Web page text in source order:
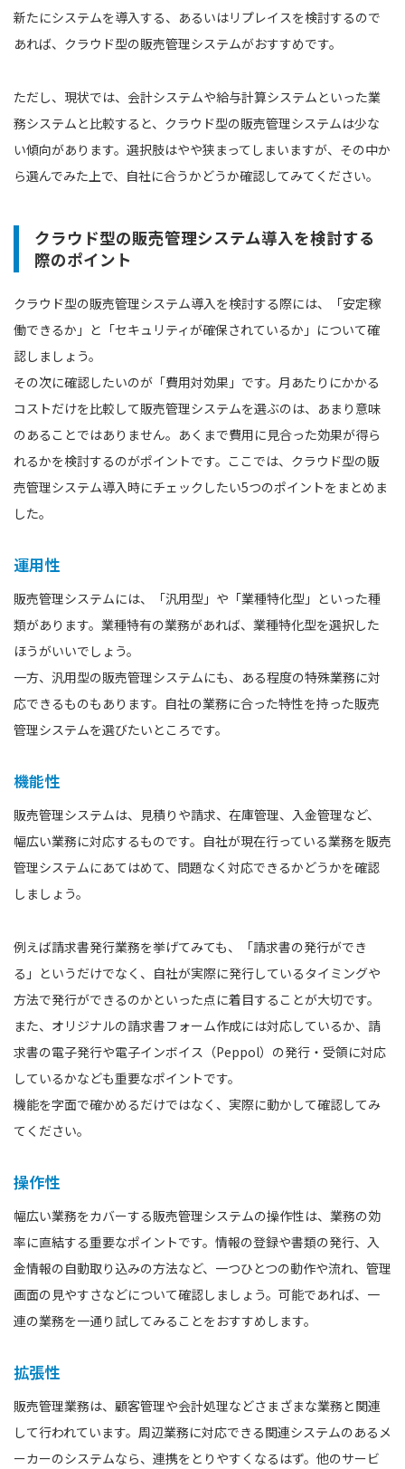
新たにシステムを導入する、あるいはリプレイスを検討するので
あれば、クラウド型の販売管理システムがおすすめです。
ただし、現状では、会計システムや給与計算システムといった業
務システムと比較すると、クラウド型の販売管理システムは少な
い傾向があります。選択肢はやや狭まってしまいますが、その中か
ら選んでみた上で、自社に合うかどうか確認してみてください。
クラウド型の販売管理システム導入を検討する
際のポイント
クラウド型の販売管理システム導入を検討する際には、「安定稼
働できるか」と「セキュリティが確保されているか」について確
認しましょう。
その次に確認したいのが「費用対効果」です。月あたりにかかる
コストだけを比較して販売管理システムを選ぶのは、あまり意味
のあることではありません。あくまで費用に見合った効果が得ら
れるかを検討するのがポイントです。ここでは、クラウド型の販
売管理システム導入時にチェックしたい5つのポイントをまとめま
した。
運用性
販売管理システムには、「汎用型」や「業種特化型」といった種
類があります。業種特有の業務があれば、業種特化型を選択した
ほうがいいでしょう。
一方、汎用型の販売管理システムにも、ある程度の特殊業務に対
応できるものもあります。自社の業務に合った特性を持った販売
管理システムを選びたいところです。
機能性
販売管理システムは、見積りや請求、在庫管理、入金管理など、
幅広い業務に対応するものです。自社が現在行っている業務を販売
管理システムにあてはめて、問題なく対応できるかどうかを確認
しましょう。
例えば請求書発行業務を挙げてみても、「請求書の発行ができ
る」というだけでなく、自社が実際に発行しているタイミングや
方法で発行ができるのかといった点に着目することが大切です。
また、オリジナルの請求書フォーム作成には対応しているか、請
求書の電子発行や電子インボイス（Peppol）の発行・受領に対応
しているかなども重要なポイントです。
機能を字面で確かめるだけではなく、実際に動かして確認してみ
てください。
操作性
幅広い業務をカバーする販売管理システムの操作性は、業務の効
率に直結する重要なポイントです。情報の登録や書類の発行、入
金情報の自動取り込みの方法など、一つひとつの動作や流れ、管理
画面の見やすさなどについて確認しましょう。可能であれば、一
連の業務を一通り試してみることをおすすめします。
拡張性
販売管理業務は、顧客管理や会計処理などさまざまな業務と関連
して行われています。周辺業務に対応できる関連システムのあるメ
ーカーのシステムなら、連携をとりやすくなるはず。他のサービ